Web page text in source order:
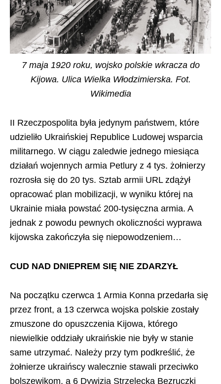
7 maja 1920 roku, wojsko polskie wkracza do
Kijowa. Ulica Wielka Włodzimierska. Fot.
Wikimedia
II Rzeczpospolita była jedynym państwem, które
udzieliło Ukraińskiej Republice Ludowej wsparcia
militarnego. W ciągu zaledwie jednego miesiąca
działań wojennych armia Petlury z 4 tys. żołnierzy
rozrosła się do 20 tys. Sztab armii URL zdążył
opracować plan mobilizacji, w wyniku której na
Ukrainie miała powstać 200-tysięczna armia. A
jednak z powodu pewnych okoliczności wyprawa
kijowska zakończyła się niepowodzeniem…
CUD NAD DNIEPREM SIĘ NIE ZDARZYŁ
Na początku czerwca 1 Armia Konna przedarła się
przez front, a 13 czerwca wojska polskie zostały
zmuszone do opuszczenia Kijowa, którego
niewielkie oddziały ukraińskie nie były w stanie
same utrzymać. Należy przy tym podkreślić, że
żołnierze ukraińscy walecznie stawali przeciwko
bolszewikom, a 6 Dywizja Strzelecka Bezruczki